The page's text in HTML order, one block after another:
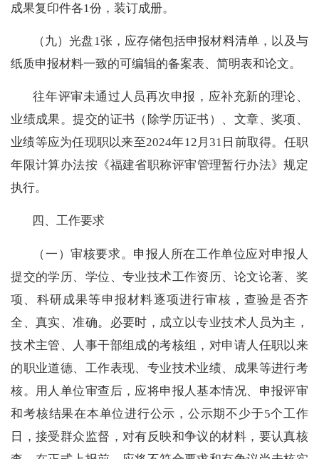
成果复印件各1份 ， 装订成册。
（九）光盘1张，应存储包括申报材料清单，以及与
纸质申报材料一致的可编辑的备案表、简明表和论文。
往年评审未通过人员再次申报， 应补充新的理论、
业绩成果。提交的证书（除学历证书）、文章、奖项、
业绩等应为任现职以来至2024年12月31日前取得。 任职
年限计算办法按 《福建省职称评审管理暂行办法》规定
执行。
四 、工作要求
（一）审核要求。 申报人所在工作单位应对申报人
提交的学历、学位、专业技术工作资历、论文论著、奖
项、科研成果等申报材料逐项进行审核，查验是否齐
全、真实、准确。必要时，成立 以专业技术人员为主 ，
技术主管、人事干部组成的考核组，对申请人任职以来
的职业道德、工作表现、专业技术业绩、成果等进行考
核。用人单位审查后，应将申报 人基本情况、申报评审
和考核结果在本单位进行公示，公示期不少于5个工作
日，接受群众监督，对有反映和争议的材料，要认真核